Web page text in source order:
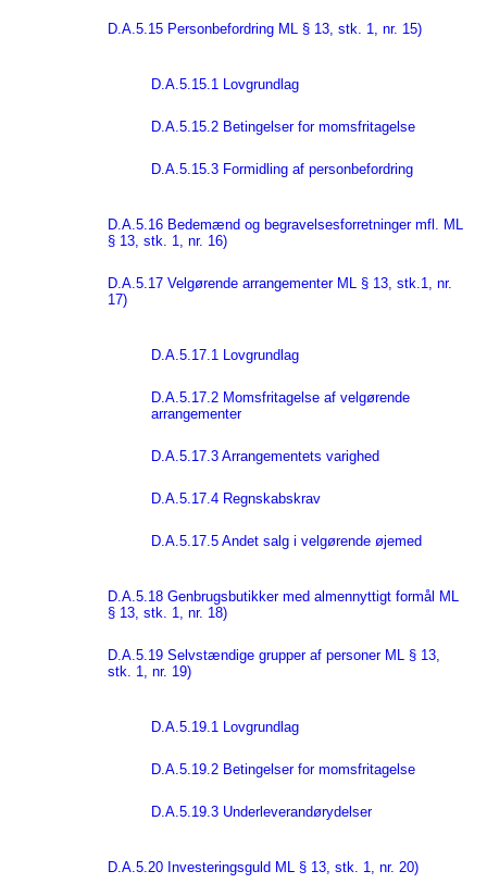
D.A.5.15 Personbefordring ML § 13, stk. 1, nr. 15)
D.A.5.15.1 Lovgrundlag
D.A.5.15.2 Betingelser for momsfritagelse
D.A.5.15.3 Formidling af personbefordring
D.A.5.16 Bedemænd og begravelsesforretninger mfl. ML
§ 13, stk. 1, nr. 16)
D.A.5.17 Velgørende arrangementer ML § 13, stk.1, nr.
17)
D.A.5.17.1 Lovgrundlag
D.A.5.17.2 Momsfritagelse af velgørende
arrangementer
D.A.5.17.3 Arrangementets varighed
D.A.5.17.4 Regnskabskrav
D.A.5.17.5 Andet salg i velgørende øjemed
D.A.5.18 Genbrugsbutikker med almennyttigt formål ML
§ 13, stk. 1, nr. 18)
D.A.5.19 Selvstændige grupper af personer ML § 13,
stk. 1, nr. 19)
D.A.5.19.1 Lovgrundlag
D.A.5.19.2 Betingelser for momsfritagelse
D.A.5.19.3 Underleverandørydelser
D.A.5.20 Investeringsguld ML § 13, stk. 1, nr. 20)